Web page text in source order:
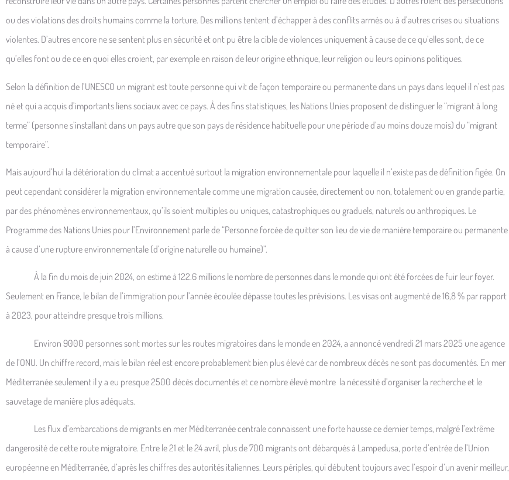
ou des violations des droits humains comme la torture. Des millions tentent d’échapper à des conflits armés ou à d’autres crises ou situations
violentes. D’autres encore ne se sentent plus en sécurité et ont pu être la cible de violences uniquement à cause de ce qu’elles sont, de ce
qu’elles font ou de ce en quoi elles croient, par exemple en raison de leur origine ethnique, leur religion ou leurs opinions politiques.
Selon la définition de l’UNESCO un migrant est toute personne qui vit de façon temporaire ou permanente dans un pays dans lequel il n’est pas
né et qui a acquis d’importants liens sociaux avec ce pays. À des fins statistiques, les Nations Unies proposent de distinguer le “migrant à long
terme” (personne s’installant dans un pays autre que son pays de résidence habituelle pour une période d’au moins douze mois) du “migrant
temporaire”.
Mais aujourd’hui la détérioration du climat a accentué surtout la migration environnementale pour laquelle il n’existe pas de définition figée. On
peut cependant considérer la migration environnementale comme une migration causée, directement ou non, totalement ou en grande partie,
par des phénomènes environnementaux, qu’ils soient multiples ou uniques, catastrophiques ou graduels, naturels ou anthropiques. Le
Programme des Nations Unies pour l’Environnement parle de “Personne forcée de quitter son lieu de vie de manière temporaire ou permanente
à cause d’une rupture environnementale (d’origine naturelle ou humaine)”.
À la fin du mois de juin 2024, on estime à 122.6 millions le nombre de personnes dans le monde qui ont été forcées de fuir leur foyer.
Seulement en France, le bilan de l’immigration pour l’année écoulée dépasse toutes les prévisions. Les visas ont augmenté de 16,8 % par rapport
à 2023, pour atteindre presque trois millions.
Environ 9000 personnes sont mortes sur les routes migratoires dans le monde en 2024, a annoncé vendredi 21 mars 2025 une agence
de l’ONU. Un chiffre record, mais le bilan réel est encore probablement bien plus élevé car de nombreux décès ne sont pas documentés. En mer
Méditerranée seulement il y a eu presque 2500 décès documentés et ce nombre élevé montre la nécessité d’organiser la recherche et le
sauvetage de manière plus adéquats.
Les flux d’embarcations de migrants en mer Méditerranée centrale connaissent une forte hausse ce dernier temps, malgré l’extrême
dangerosité de cette route migratoire. Entre le 21 et le 24 avril, plus de 700 migrants ont débarqués à Lampedusa, porte d’entrée de l’Union
européenne en Méditerranée, d’après les chiffres des autorités italiennes. Leurs périples, qui débutent toujours avec l’espoir d’un avenir meilleur,